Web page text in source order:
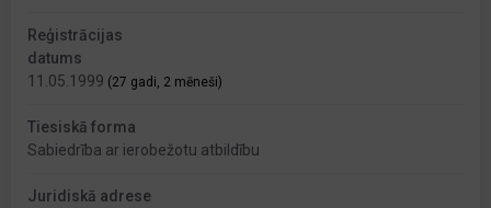
Reģistrācijas
datums
11.05.1999 (27 gadi, 2 mēneši)
Tiesiskā forma
Sabiedrība ar ierobežotu atbildību
Juridiskā adrese